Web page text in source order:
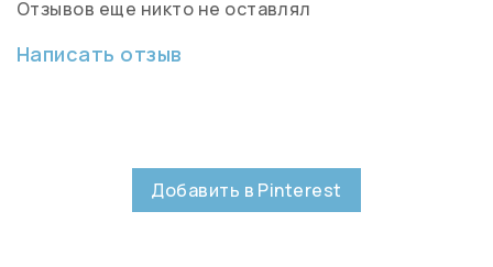
Отзывов еще никто не оставлял
Написать отзыв
Добавить в Pinterest